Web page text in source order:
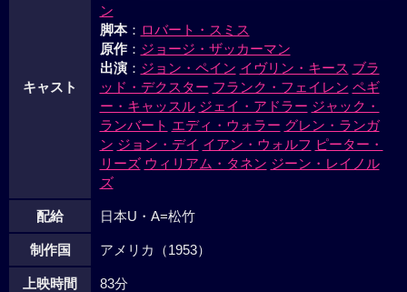
キャスト
ン
脚本： ロバート・スミス
原作： ジョージ・ザッカーマン
出演： ジョン・ペイン イヴリン・キース ブラ
ッド・デクスター フランク・フェイレン ペギ
ー・キャッスル ジェイ・アドラー ジャック・
ランバート エディ・ウォラー グレン・ランガ
ン ジョン・デイ イアン・ウォルフ ピーター・
リーズ ウィリアム・タネン ジーン・レイノル
ズ
配給 日本U・A=松竹
制作国 アメリカ（1953）
上映時間 83分